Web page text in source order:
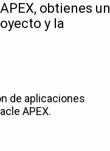
obtienes un
y la
de aplicaciones
APEX.